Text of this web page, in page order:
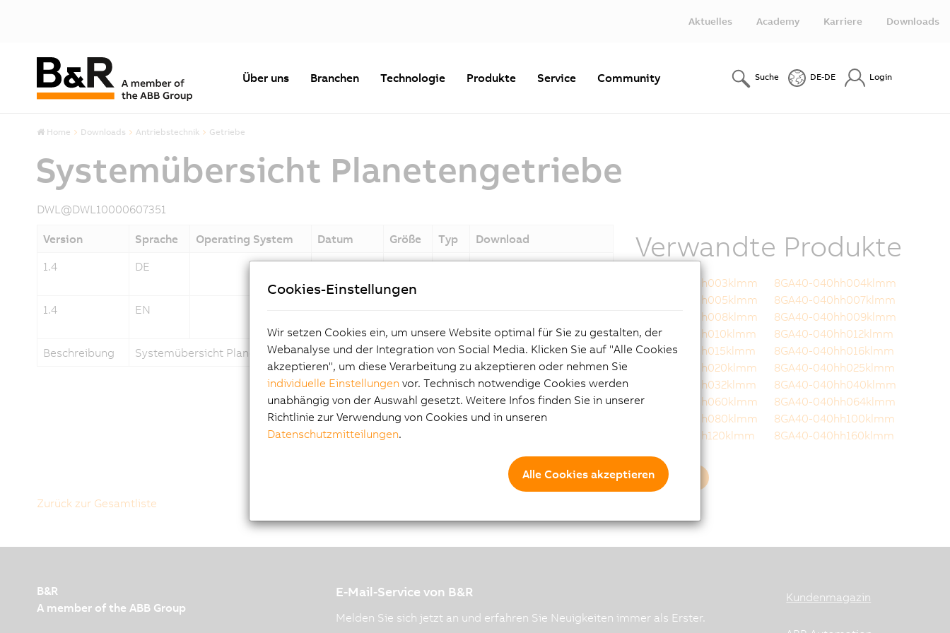
Aktuelles Academy Karriere Downloads
Über uns Branchen Technologie Produkte Service Community Suche DE-DE Login
Home Downloads Antriebstechnik Getriebe
Systemübersicht Planetengetriebe
DWL@DWL10000607351
Version Sprache Operating System Datum Größe Typ
Download
1.4
DE
1.4
EN
ary-gearboxes_V1.4.pdf
Beschreibung
Systemübersicht Planetengetriebe
Verwandte Produkte
8GA40-040hh003klmm
8GA40-040hh004klmm
8GA40-040hh005klmm
8GA40-040hh007klmm
8GA40-040hh008klmm
8GA40-040hh009klmm
8GA40-040hh010klmm
8GA40-040hh012klmm
8GA40-040hh015klmm
8GA40-040hh016klmm
8GA40-040hh020klmm
8GA40-040hh025klmm
8GA40-040hh032klmm
8GA40-040hh040klmm
8GA40-040hh060klmm
8GA40-040hh064klmm
8GA40-040hh080klmm
8GA40-040hh100klmm
8GA40-040hh120klmm
8GA40-040hh160klmm
Mehr laden
Zurück zur Gesamtliste
B&R
A member of the ABB Group
E-Mail-Service von B&R
Melden Sie sich jetzt an und erfahren Sie Neuigkeiten immer als Erster.
Kundenmagazin
Cookies-Einstellungen
Wir setzen Cookies ein, um unsere Website optimal für Sie zu gestalten, der
Webanalyse und der Integration von Social Media. Klicken Sie auf "Alle Cookies
akzeptieren", um diese Verarbeitung zu akzeptieren oder nehmen Sie
individuelle Einstellungen vor. Technisch notwendige Cookies werden
unabhängig von der Auswahl gesetzt. Weitere Infos finden Sie in unserer
Richtlinie zur Verwendung von Cookies und in unseren
Datenschutzmitteilungen.
Alle Cookies akzeptieren